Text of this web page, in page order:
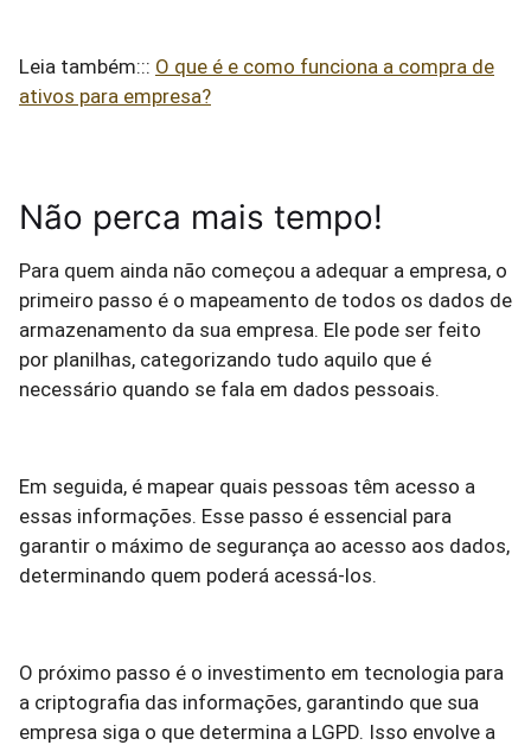
Leia também::: O que é e como funciona a compra de
ativos para empresa?
Não perca mais tempo!
Para quem ainda não começou a adequar a empresa, o
primeiro passo é o mapeamento de todos os dados de
armazenamento da sua empresa. Ele pode ser feito
por planilhas, categorizando tudo aquilo que é
necessário quando se fala em dados pessoais.
Em seguida, é mapear quais pessoas têm acesso a
essas informações. Esse passo é essencial para
garantir o máximo de segurança ao acesso aos dados,
determinando quem poderá acessá-los.
O próximo passo é o investimento em tecnologia para
a criptografia das informações, garantindo que sua
empresa siga o que determina a LGPD. Isso envolve a